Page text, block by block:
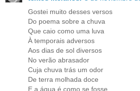
Gostei muito desses versos
Do poema sobre a chuva
Que caio como uma luva
À temporais adversos
Aos dias de sol diversos
No verão abrasador
Cuja chuva trás um odor
De terra molhada doce
E a água é como se fosse